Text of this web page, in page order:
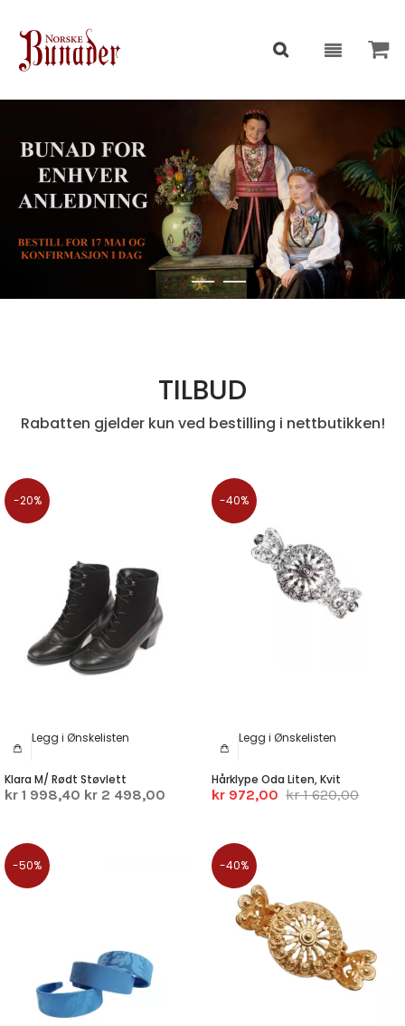
TILBUD
Rabatten gjelder kun ved bestilling i nettbutikken!
-20%
Legg i Ønskelisten
Klara M/ Rødt Støvlett
kr 1 998,40 kr 2 498,00
-40%
Legg i Ønskelisten
Hårklype Oda Liten, Kvit
kr 972,00 kr 1 620,00
-50% -40%